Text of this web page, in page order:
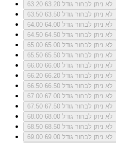
63.20
לא ניתן לבחור גודל 63.20
63.50
לא ניתן לבחור גודל 63.50
64.00
לא ניתן לבחור גודל 64.00
64.50
לא ניתן לבחור גודל 64.50
65.00
לא ניתן לבחור גודל 65.00
65.50
לא ניתן לבחור גודל 65.50
66.00
לא ניתן לבחור גודל 66.00
66.20
לא ניתן לבחור גודל 66.20
66.50
לא ניתן לבחור גודל 66.50
67.00
לא ניתן לבחור גודל 67.00
67.50
לא ניתן לבחור גודל 67.50
68.00
לא ניתן לבחור גודל 68.00
68.50
לא ניתן לבחור גודל 68.50
69.00
לא ניתן לבחור גודל 69.00